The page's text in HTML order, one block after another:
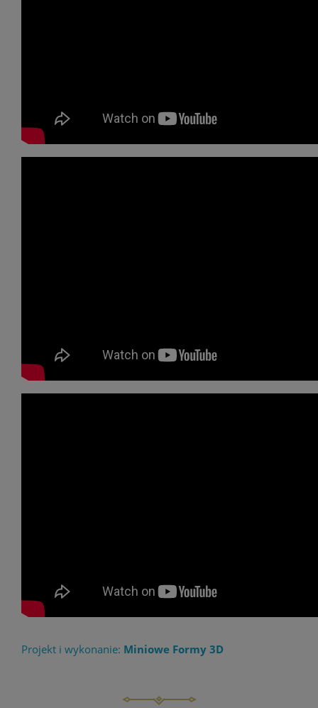
Projekt i wykonanie: Miniowe Formy 3D